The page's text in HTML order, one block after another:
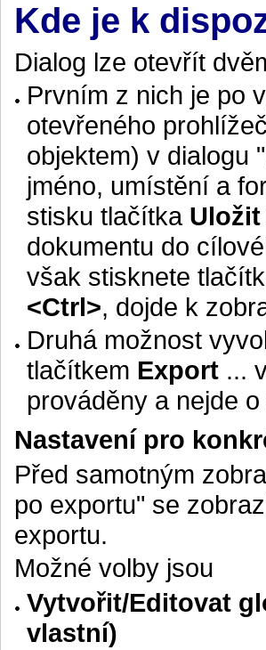
Kde je k
Dialog lze otevřít
Prvním z nich je po
otevřeného
objektem) v dialogu
jméno, umístění a
stisku tlačítka Uložit
dokumentu do
však stisknete
<Ctrl>, dojde k
Druhá možnost
tlačítkem Export ...
prováděny a nejde
Nastavení pro
Před samotným
po exportu" se
exportu.
Možné volby jsou
Vytvořit/Editovat
vlastní)